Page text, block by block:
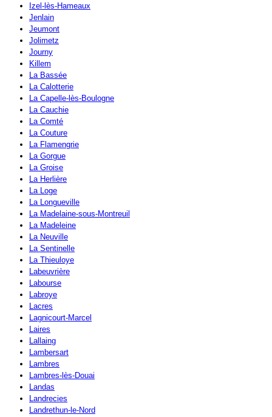
Izel-lès-Hameaux
Jenlain
Jeumont
Jolimetz
Journy
Killem
La Bassée
La Calotterie
La Capelle-lès-Boulogne
La Cauchie
La Comté
La Couture
La Flamengrie
La Gorgue
La Groise
La Herlière
La Loge
La Longueville
La Madelaine-sous-Montreuil
La Madeleine
La Neuville
La Sentinelle
La Thieuloye
Labeuvrière
Labourse
Labroye
Lacres
Lagnicourt-Marcel
Laires
Lallaing
Lambersart
Lambres
Lambres-lès-Douai
Landas
Landrecies
Landrethun-le-Nord